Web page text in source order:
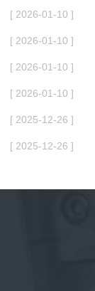
[ 2026-01-10 ]
[ 2026-01-10 ]
[ 2026-01-10 ]
[ 2026-01-10 ]
[ 2025-12-26 ]
[ 2025-12-26 ]